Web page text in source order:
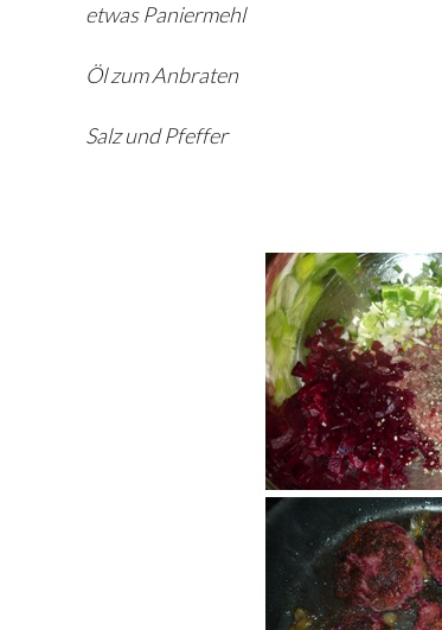
etwas Paniermehl
Öl zum Anbraten
Salz und Pfeffer